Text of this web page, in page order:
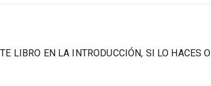
LIBRO EN LA INTRODUCCIÓN, SI LO HACES O